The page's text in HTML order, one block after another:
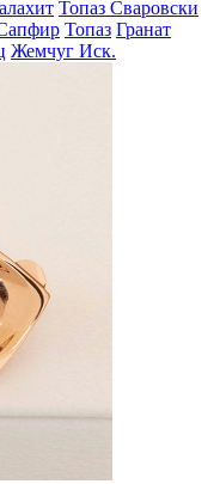
Топаз Сваровски
Топаз Гранат
Жемчуг Иск.